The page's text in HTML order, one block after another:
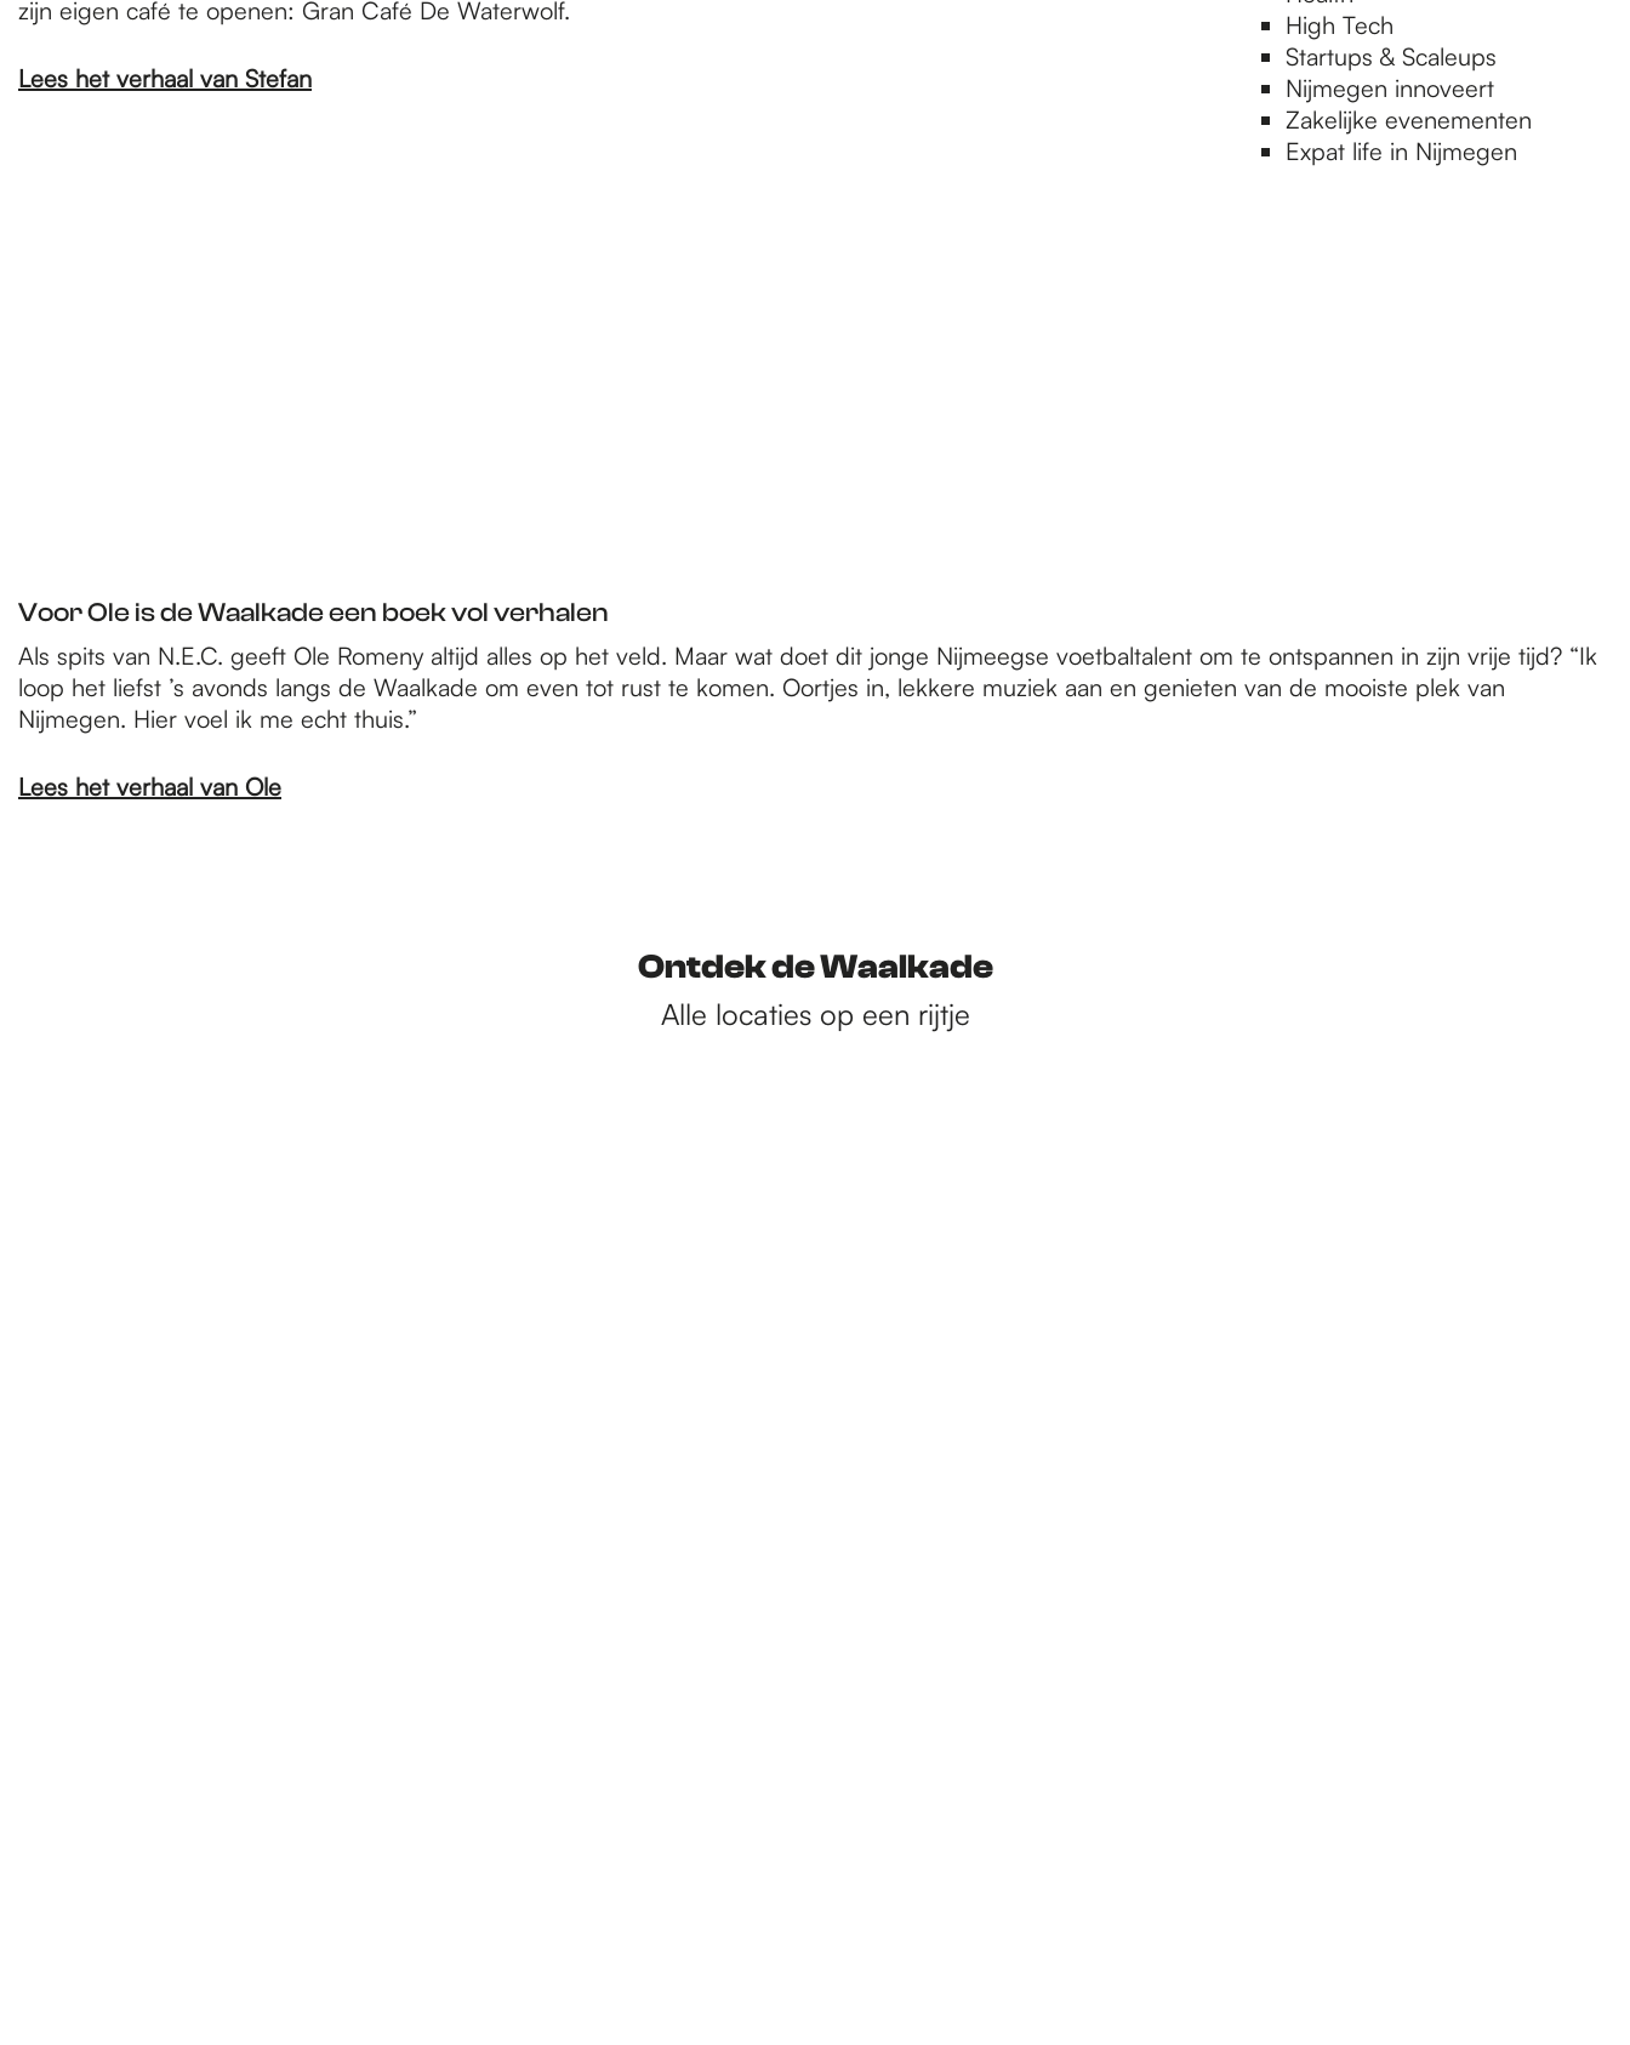
High Tech
Startups & Scaleups
Nijmegen innoveert
Zakelijke evenementen
Expat life in Nijmegen
zijn eigen café te openen: Gran Café De Waterwolf.
Lees het verhaal van Stefan
Voor Ole is de Waalkade een boek vol verhalen
Als spits van N.E.C. geeft Ole Romeny altijd alles op het veld. Maar wat doet dit jonge Nijmeegse voetbaltalent om te ontspannen in zijn vrije tijd? “Ik
loop het liefst ’s avonds langs de Waalkade om even tot rust te komen. Oortjes in, lekkere muziek aan en genieten van de mooiste plek van
Nijmegen. Hier voel ik me echt thuis.”
Lees het verhaal van Ole
Ontdek de Waalkade
Alle locaties op een rijtje